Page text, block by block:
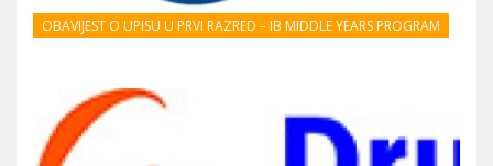
OBAVIJEST O UPISU U PRVI RAZRED – IB MIDDLE YEARS PROGRAM